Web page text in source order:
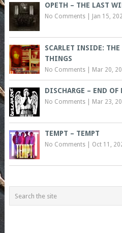
OPETH – THE LAST
No Comments| Jan 15,
SCARLET INSIDE:
THINGS
No Comments| Mar 20,
DISCHARGE – END OF
No Comments| Mar 23,
TEMPT – TEMPT
No Comments| Oct 11,